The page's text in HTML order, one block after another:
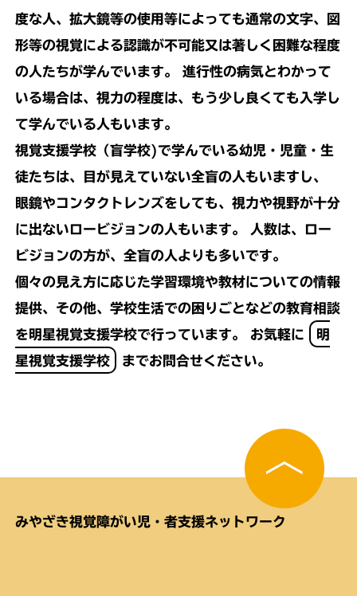
度な人、拡大鏡等の使用等によっても通常の文字、図
形等の視覚による認識が不可能又は著しく困難な程度
の人たちが学んでいます。 進行性の病気とわかって
いる場合は、視力の程度は、もう少し良くても入学し
て学んでいる人もいます。
視覚支援学校（盲学校)で学んでいる幼児・児童・生
徒たちは、目が見えていない全盲の人もいますし、
眼鏡やコンタクトレンズをしても、視力や視野が十分
に出ないロービジョンの人もいます。 人数は、ロー
ビジョンの方が、全盲の人よりも多いです。
個々の見え方に応じた学習環境や教材についての情報
提供、その他、学校生活での困りごとなどの教育相談
を明星視覚支援学校で行っています。 お気軽に
明
星視覚支援学校
までお問合せください。
みやざき視覚障がい児・者支援ネットワーク